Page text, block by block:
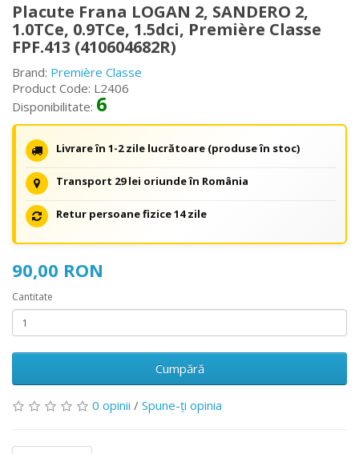
Placute Frana LOGAN 2, SANDERO 2,
1.0TCe, 0.9TCe, 1.5dci, Première Classe
FPF.413 (410604682R)
Brand: Première Classe
Product Code: L2406
Disponibilitate: 6
Livrare în 1-2 zile lucrătoare (produse în stoc)
Transport 29 lei oriunde în România
Retur persoane fizice 14 zile
90,00 RON
Cantitate
Cumpără
0 opinii / Spune-ţi opinia